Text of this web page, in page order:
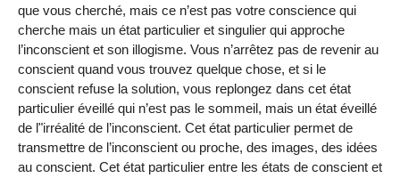
que vous cherché, mais ce n’est pas votre conscience qui
cherche mais un état particulier et singulier qui approche
l’inconscient et son illogisme. Vous n’arrêtez pas de revenir au
conscient quand vous trouvez quelque chose, et si le
conscient refuse la solution, vous replongez dans cet état
particulier éveillé qui n’est pas le sommeil, mais un état éveillé
de l"irréalité de l’inconscient. Cet état particulier permet de
transmettre de l’inconscient ou proche, des images, des idées
au conscient. Cet état particulier entre les états de conscient et